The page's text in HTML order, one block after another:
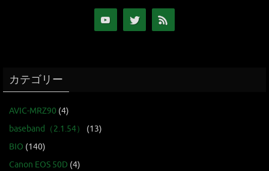
カテゴリー
AVIC-MRZ90 (4)
baseband（2.1.54）
(13)
BIO (140)
Canon EOS 50D (4)